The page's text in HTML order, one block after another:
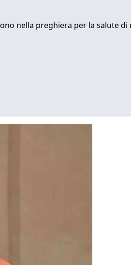
nella preghiera per la salute